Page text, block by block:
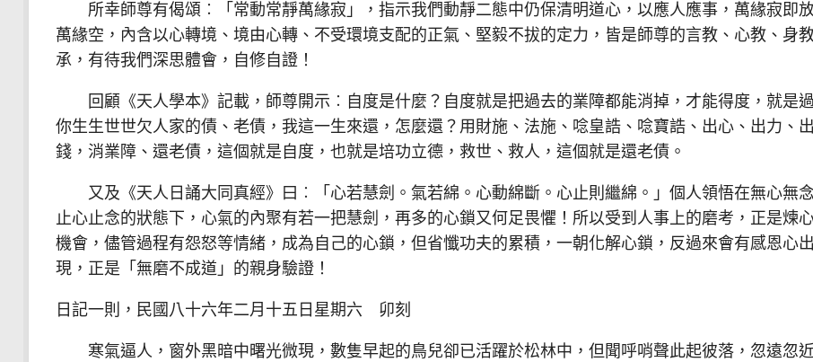
所幸師尊有偈頌︰「常動常靜萬緣寂」，指示我們動靜二態中仍保清明道心，以應人應事，萬緣寂即
萬緣空，內含以心轉境、境由心轉、不受環境支配的正氣、堅毅不拔的定力，皆是師尊的言教、心教、身
承，有待我們深思體會，自修自證！
回顧《天人學本》記載，師尊開示︰自度是什麼？自度就是把過去的業障都能消掉，才能得度，就是
你生生世世欠人家的債、老債，我這一生來還，怎麼還？用財施、法施、唸皇誥、唸寶誥、出心、出力、出
錢，消業障、還老債，這個就是自度，也就是培功立德，救世、救人，這個就是還老債。
又及《天人日誦大同真經》曰︰「心若慧劍。氣若綿。心動綿斷。心止則繼綿。」個人領悟在無心無念
止心止念的狀態下，心氣的內聚有若一把慧劍，再多的心鎖又何足畏懼！所以受到人事上的磨考，正是煉
機會，儘管過程有怨怒等情緒，成為自己的心鎖，但省懺功夫的累積，一朝化解心鎖，反過來會有感恩心出
現，正是「無磨不成道」的親身驗證！
日記一則，民國八十六年二月十五日星期六 卯刻
寒氣逼人，窗外黑暗中曙光微現，數隻早起的鳥兒卻已活躍於松林中，但聞呼哨聲此起彼落，忽遠忽